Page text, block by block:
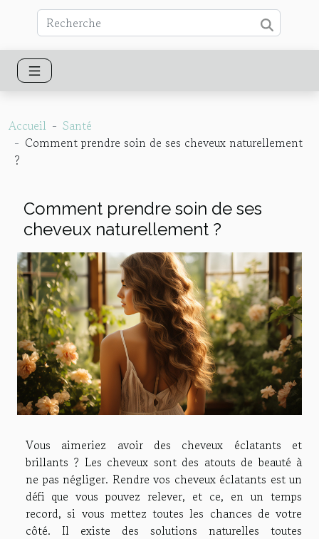
Accueil
Santé
Comment prendre soin de ses cheveux naturellement
?
Comment prendre soin de ses
cheveux naturellement ?
Vous aimeriez avoir des cheveux éclatants et
brillants ? Les cheveux sont des atouts de beauté à
ne pas négliger. Rendre vos cheveux éclatants est un
défi que vous pouvez relever, et ce, en un temps
record, si vous mettez toutes les chances de votre
côté. Il existe des solutions naturelles toutes